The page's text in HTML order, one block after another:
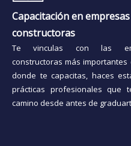
Capacitación en empresas
constructoras
Te vinculas con las
constructoras más importantes
donde te capacitas, haces
prácticas profesionales que
camino desde antes de